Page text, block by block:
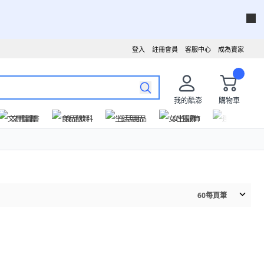
成為賣家
客服中心
註冊會員
登入
我的酷澎
購物車
文具圖書
食品飲料 生活用品 女性服飾
60每頁筆